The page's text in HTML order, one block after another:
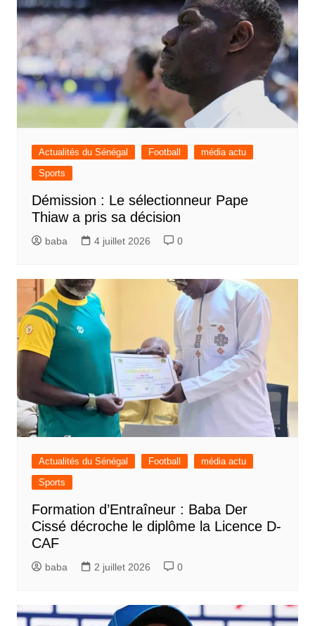
Actualités du Sénégal Football
média actu
Sports
Démission : Le sélectionneur Pape
Thiaw a pris sa décision
baba 4 juillet 2026 0
Actualités du Sénégal Football
média actu
Sports
Formation d’Entraîneur : Baba Der
Cissé décroche le diplôme la Licence D-
CAF
baba 2 juillet 2026 0